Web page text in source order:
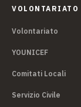
VOLONTARIATO
Volontariato
YOUNICEF
Comitati Locali
Servizio Civile